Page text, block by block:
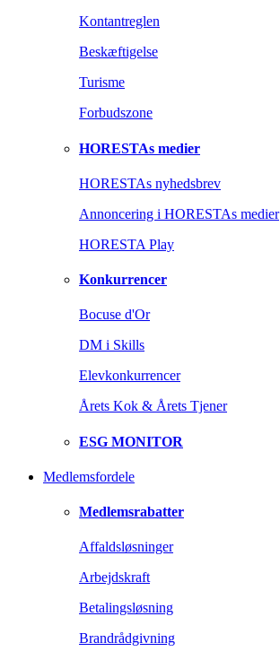
Kontantreglen
Beskæftigelse
Turisme
Forbudszone
HORESTAs medier
HORESTAs nyhedsbrev
Annoncering i HORESTAs medier
HORESTA Play
Konkurrencer
Bocuse d'Or
DM i Skills
Elevkonkurrencer
Årets Kok & Årets Tjener
ESG MONITOR
Medlemsfordele
Medlemsrabatter
Affaldsløsninger
Arbejdskraft
Betalingsløsning
Brandrådgivning